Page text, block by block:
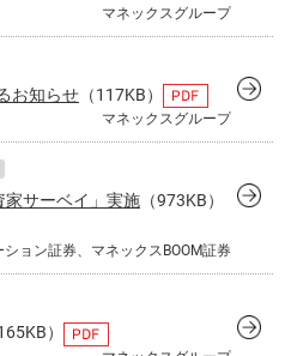
マネックスグループ
お知らせ （117KB）
マネックスグループ
家サーベイ」実施 （973KB）
ョン証券、マネックスBOOM証券
）